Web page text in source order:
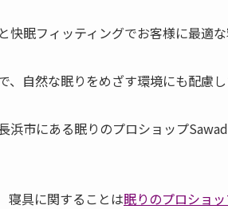
快眠フィッティングでお客様に最適な
、自然な眠りをめざす環境にも配慮し
浜市にある眠りのプロショップ
具に関することは眠りのプロショ